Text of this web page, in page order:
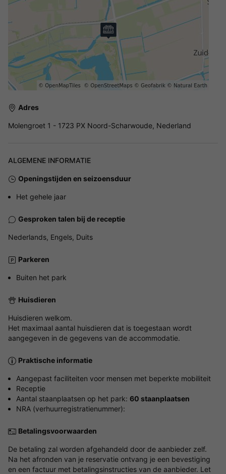
Adres
Molengroet 1 - 1723 PX Noord-Scharwoude, Nederland
ALGEMENE INFORMATIE
Openingstijden en seizoensduur
Het gehele jaar
Gesproken talen bij de receptie
Nederlands, Engels, Duits
Parkeren
Buiten het park
Huisdieren
Huisdieren welkom.
Het maximaal aantal huisdieren dat is toegestaan wordt
aangegeven in de gegevens van de accommodatie.
Praktische informatie
Aangepast faciliteiten voor mensen met beperkte mobiliteit
Receptie
Aantal staanplaatsen op het park: 60 staanplaatsen
NRA (verhuurregistratienummer):
Betalingsvoorwaarden
De betaling zal worden afgehandeld door de aanbieder zelf.
Na het afronden van je reservatie ontvang je een bevestiging
en een factuur met betalingsinstructies van de aanbieder. Let